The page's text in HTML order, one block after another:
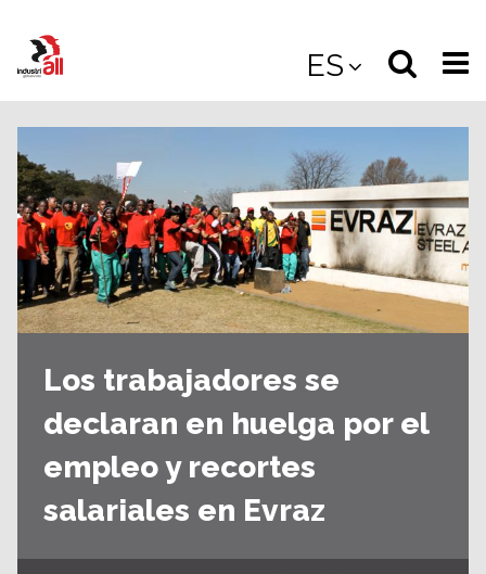
main
ES
Select
the
site
Los trabajadores se
declaran en huelga por el
empleo y recortes
salariales en Evraz